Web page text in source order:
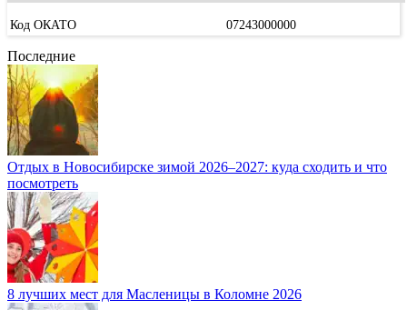
Код ОКАТО 07243000000
Последние
Отдых в Новосибирске зимой 2026–2027: куда сходить и что
посмотреть
8 лучших мест для Масленицы в Коломне 2026